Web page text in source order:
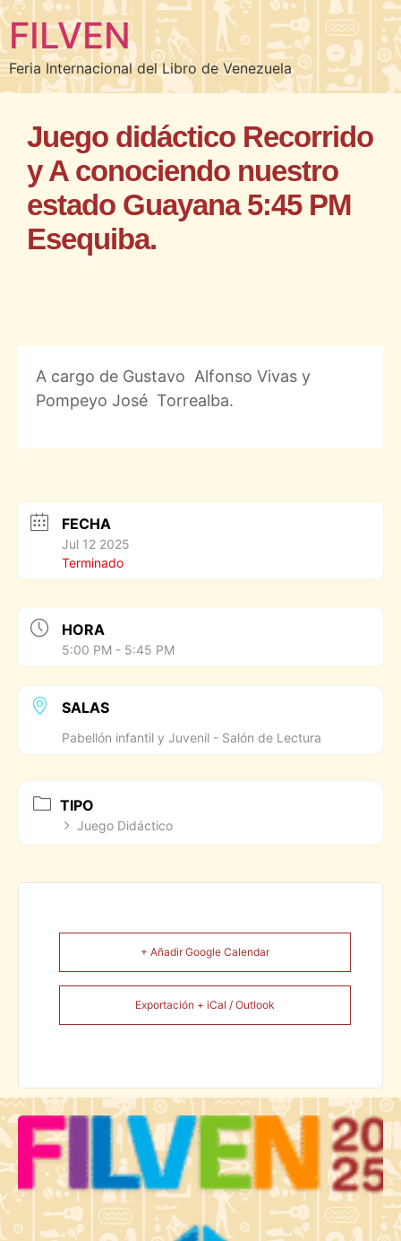
FILVEN
Feria Internacional del Libro de Venezuela
Juego didáctico Recorrido
y A conociendo nuestro
estado Guayana 5:45 PM
Esequiba.
A cargo de Gustavo Alfonso Vivas y
Pompeyo José Torrealba.
FECHA
Jul 12 2025
Terminado
HORA
5:00 PM - 5:45 PM
SALAS
Pabellón infantil y Juvenil - Salón de Lectura
TIPO
Juego Didáctico
+ Añadir Google Calendar
Exportación + iCal / Outlook